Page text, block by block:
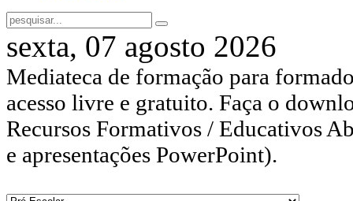
sexta, 07 agosto 2026
Mediateca de formação para
acesso livre e gratuito. Faça o
Recursos Formativos / Educativos
e apresentações PowerPoint).